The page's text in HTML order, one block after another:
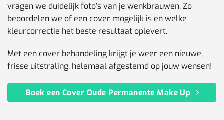
vragen we duidelijk foto’s van je wenkbrauwen. Zo
beoordelen we of een cover mogelijk is en welke
kleurcorrectie het beste resultaat oplevert.
Met een cover behandeling krijgt je weer een nieuwe,
frisse uitstraling, helemaal afgestemd op jouw wensen!
Boek een Cover Oude Permanente Make Up